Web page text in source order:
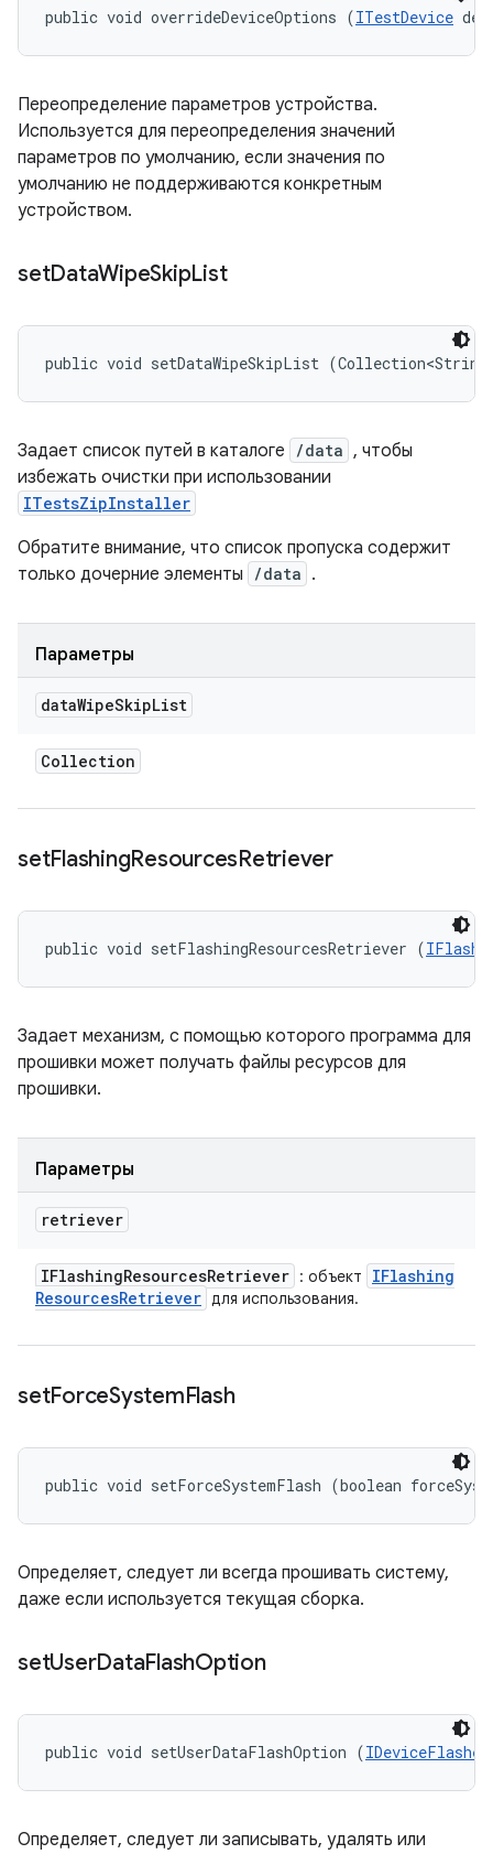
public void overrideDeviceOptions (ITestDevice
Переопределение параметров устройства.
Используется для переопределения значений
параметров по умолчанию, если значения по
умолчанию не поддерживаются конкретным
устройством.
setDataWipeSkipList
public void setDataWipeSkipList
Задает список путей в каталоге /data , чтобы
избежать очистки при использовании
ITestsZipInstaller
Обратите внимание, что список пропуска содержит
только дочерние элементы
/data .
Параметры
dataWipeSkipList
Collection
setFlashingResourcesRetriever
public void setFlashingResourcesRetriever (
Задает механизм, с помощью которого программа для
прошивки может получать файлы ресурсов для
прошивки.
Параметры
retriever
IFlashingResourcesRetriever : объект
IFlashing
ResourcesRetriever для использования.
setForceSystemFlash
public void setForceSystemFlash (boolean
Определяет, следует ли всегда прошивать систему,
даже если используется текущая сборка.
setUserDataFlashOption
public void setUserDataFlashOption (
Определяет, следует ли записывать, удалять или